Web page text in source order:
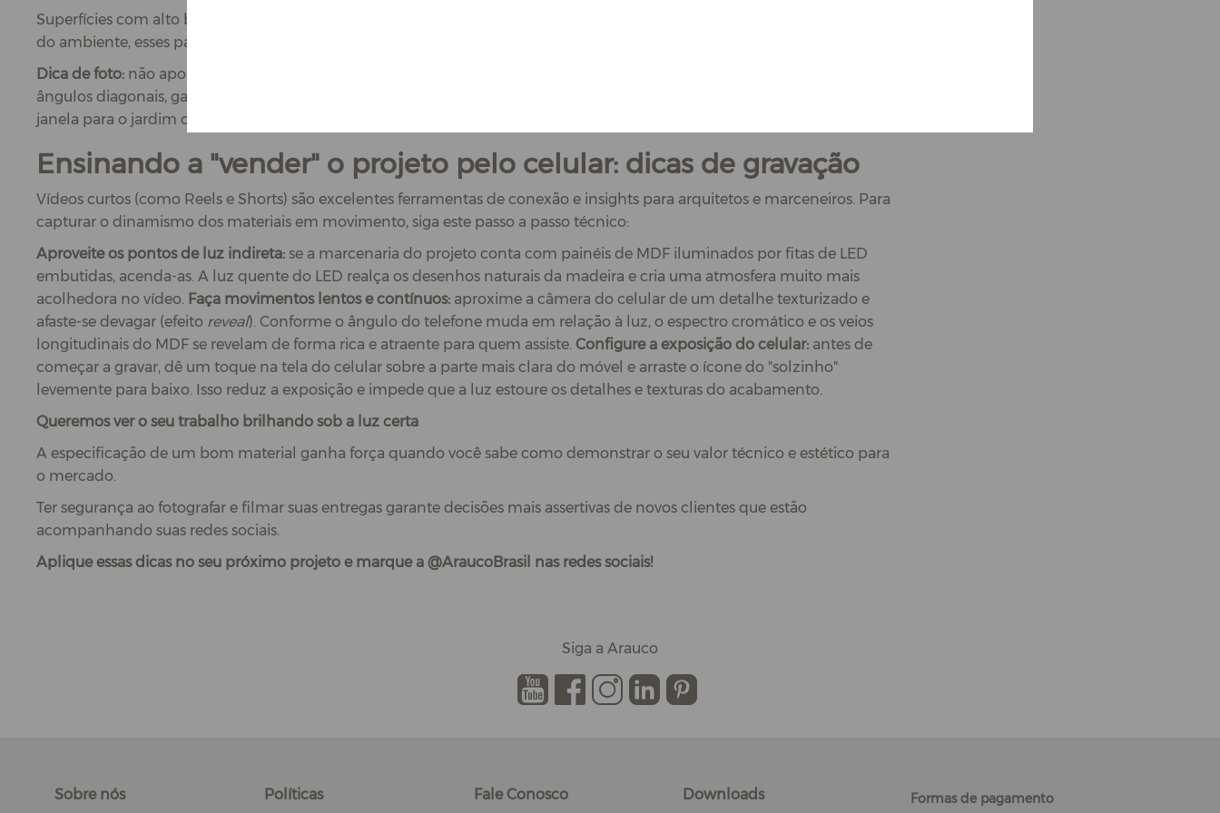
Superfícies com alto brilho ou efeitos metalizados funcionam como verdadeiros espelhos. Dependendo da iluminação
do ambiente, esses padrões podem sofrer severas alterações de tonalidade na câmera.
Dica de foto: não aponte um foco de luz direta ou o flash do celular para o móvel. Procure registrar o ambiente em
ângulos diagonais, garantindo que o reflexo na chapa mostre uma parte bonita e organizada do cômodo (como uma
janela para o jardim ou uma parede decorada), em vez de rebater o teto com lâmpadas expostas.
Ensinando a "vender" o projeto pelo celular: dicas de gravação
Vídeos curtos (como Reels e Shorts) são excelentes ferramentas de conexão e insights para arquitetos e marceneiros. Para
capturar o dinamismo dos materiais em movimento, siga este passo a passo técnico:
Aproveite os pontos de luz indireta: se a marcenaria do projeto conta com painéis de MDF iluminados por fitas de LED
embutidas, acenda-as. A luz quente do LED realça os desenhos naturais da madeira e cria uma atmosfera muito mais
acolhedora no vídeo. Faça movimentos lentos e contínuos: aproxime a câmera do celular de um detalhe texturizado e
afaste-se devagar (efeito reveal). Conforme o ângulo do telefone muda em relação à luz, o espectro cromático e os veios
longitudinais do MDF se revelam de forma rica e atraente para quem assiste. Configure a exposição do celular: antes de
começar a gravar, dê um toque na tela do celular sobre a parte mais clara do móvel e arraste o ícone do "solzinho"
levemente para baixo. Isso reduz a exposição e impede que a luz estoure os detalhes e texturas do acabamento.
Queremos ver o seu trabalho brilhando sob a luz certa
A especificação de um bom material ganha força quando você sabe como demonstrar o seu valor técnico e estético para
o mercado.
Ter segurança ao fotografar e filmar suas entregas garante decisões mais assertivas de novos clientes que estão
acompanhando suas redes sociais.
Aplique essas dicas no seu próximo projeto e marque a @AraucoBrasil nas redes sociais!
Siga a Arauco
. . . . .
Sobre nós Políticas Fale Conosco Downloads Formas de pagamento